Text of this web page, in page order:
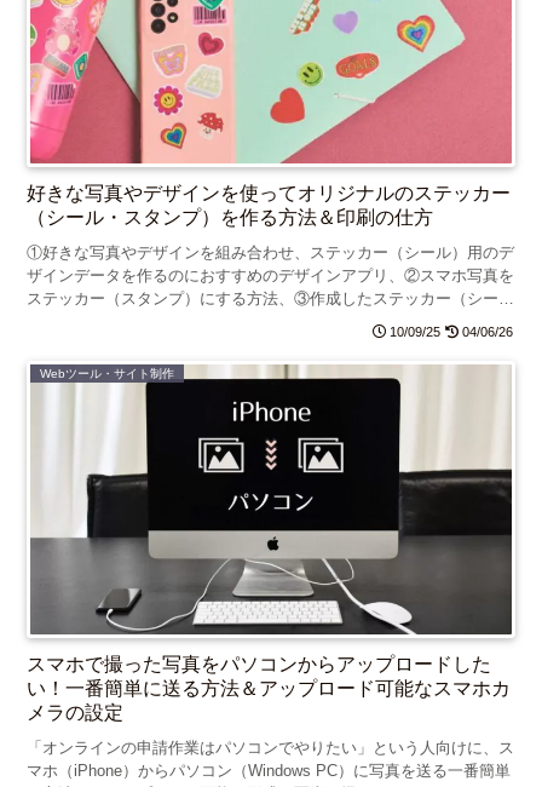
好きな写真やデザインを使ってオリジナルのステッカー
（シール・スタンプ）を作る方法＆印刷の仕方
①好きな写真やデザインを組み合わせ、ステッカー（シール）用のデ
ザインデータを作るのにおすすめのデザインアプリ、②スマホ写真を
ステッカー（スタンプ）にする方法、③作成したステッカー（シー
ル）を自宅やコンビニで印刷する方法を紹介します。
10/09/25 04/06/26
Webツール・サイト制作
スマホで撮った写真をパソコンからアップロードした
い！一番簡単に送る方法＆アップロード可能なスマホカ
メラの設定
「オンラインの申請作業はパソコンでやりたい」という人向けに、ス
マホ（iPhone）からパソコン（Windows PC）に写真を送る一番簡単